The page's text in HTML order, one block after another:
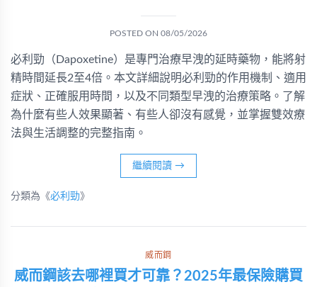
POSTED ON 08/05/2026
必利勁（Dapoxetine）是專門治療早洩的延時藥物，能將射
精時間延長2至4倍。本文詳細說明必利勁的作用機制、適用
症狀、正確服用時間，以及不同類型早洩的治療策略。了解
為什麼有些人效果顯著、有些人卻沒有感覺，並掌握雙效療
法與生活調整的完整指南。
繼續閱讀 →
分類為《必利勁》
威而鋼
威而鋼該去哪裡買才可靠？2025年最保險購買